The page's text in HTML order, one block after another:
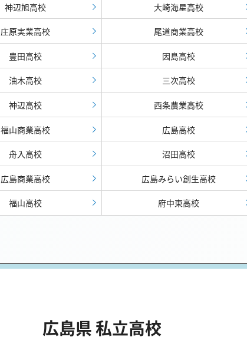
神辺旭高校 大崎海星高校
庄原実業高校 尾道商業高校
豊田高校 因島高校
油木高校 三次高校
神辺高校 西条農業高校
福山商業高校 広島高校
舟入高校 沼田高校
広島商業高校 広島みらい創生高校
福山高校 府中東高校
広島県 私立高校